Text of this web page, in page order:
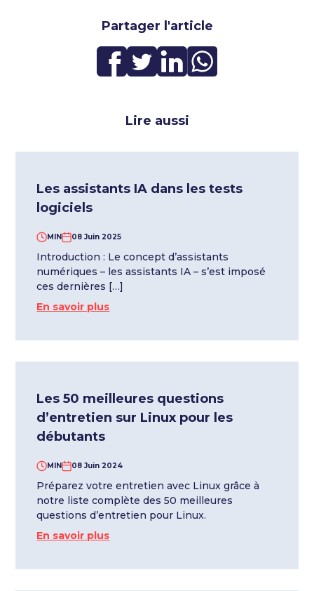
Partager l'article
Lire aussi
Les assistants IA dans les tests
logiciels
MIN 08 Juin 2025
Introduction : Le concept d’assistants
numériques – les assistants IA – s’est imposé
ces dernières […]
En savoir plus
Les 50 meilleures questions
d’entretien sur Linux pour les
débutants
MIN 08 Juin 2024
Préparez votre entretien avec Linux grâce à
notre liste complète des 50 meilleures
questions d’entretien pour Linux.
En savoir plus